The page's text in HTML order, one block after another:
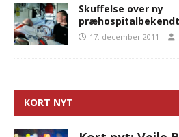
Skuffelse over ny
17. december 2011
KORT NYT